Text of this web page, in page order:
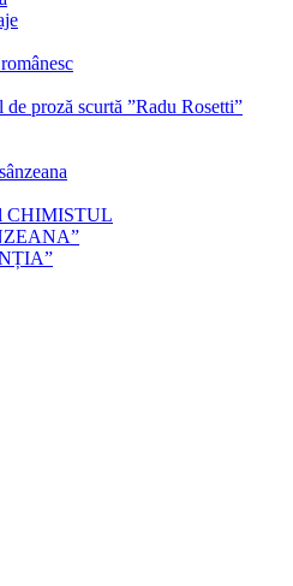
proză scurtă ”Radu Rosetti”
CHIMISTUL